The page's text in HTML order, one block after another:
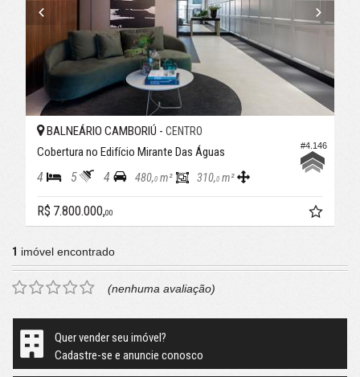
#4.146
BALNEÁRIO CAMBORIÚ - CENTRO
Cobertura no Edifício Mirante Das Águas
4 5 4 480,0 m² 310,0 m²
R$ 7.800.000,00
1 imóvel encontrado
(nenhuma avaliação)
Quer vender seu imóvel?
Cadastre-se e anuncie conosco